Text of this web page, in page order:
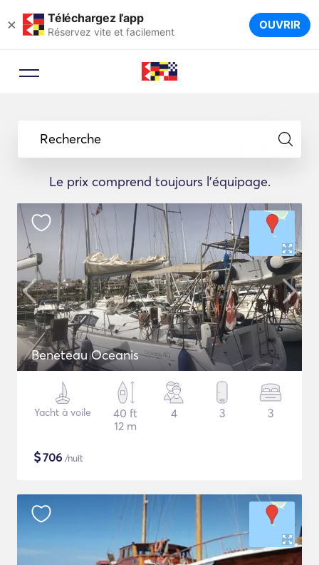
× Téléchargez l’app
Réservez vite et facilement OUVRIR
Recherche
Le prix comprend toujours l'équipage.
Beneteau Oceanis
Yacht à voile
40 ft
12 m
4 3 3
$706 /nuit